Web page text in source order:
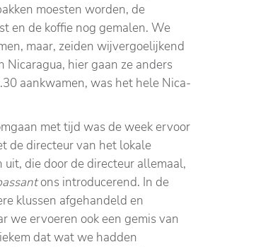
moesten worden, de
en de koffie nog gemalen. We
maar, zeiden wijvergoelijkend
Nicaragua, hier gaan ze anders
aankwamen, was het hele Nica-
met tijd was de week ervoor
de directeur van het lokale
die door de directeur allemaal,
ons introducerend. In de
klussen afgehandeld en
we ervoeren ook een gemis van
dat wat we hadden